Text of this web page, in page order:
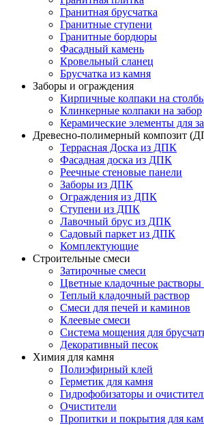
Гранитная брусчатка
Гранитные ступени
Гранитные бордюры
Фасадный камень
Кровельный сланец
Брусчатка из камня
Заборы и ограждения
Кирпичные колпаки на
Клинкерные колпаки на забор
Керамические элементы для
Древесно-полимерный композит
Террасная Доска из ДПК
Фасадная доска из ДПК
Реечные стеновые панели
Заборы из ДПК
Ограждения из ДПК
Ступени из ДПК
Лавочный брус из ДПК
Садовый паркет из ДПК
Комплектующие
Строительные смеси
Затирочные смеси
Цветные кладочные растворы
Теплый кладочный раствор
Смеси для печей и каминов
Клеевые смеси
Система мощения для
Декоративный песок
Химия для камня
Полиэфирный клей
Герметик для камня
Гидрофобизаторы и
Очистители
Пропитки и покрытия для